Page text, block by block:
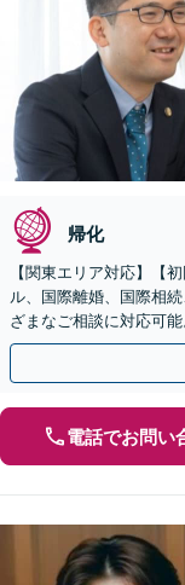
帰化
【関東エリア対応】【
ル、国際離婚、国際相
ざまなご相談に対応可
中国語、タイ語等対応
電話でお問い